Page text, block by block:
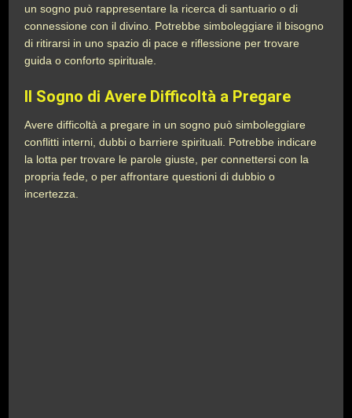
un sogno può rappresentare la ricerca di santuario o di
connessione con il divino. Potrebbe simboleggiare il bisogno
di ritirarsi in uno spazio di pace e riflessione per trovare
guida o conforto spirituale.
Il Sogno di Avere Difficoltà a Pregare
Avere difficoltà a pregare in un sogno può simboleggiare
conflitti interni, dubbi o barriere spirituali. Potrebbe indicare
la lotta per trovare le parole giuste, per connettersi con la
propria fede, o per affrontare questioni di dubbio o
incertezza.